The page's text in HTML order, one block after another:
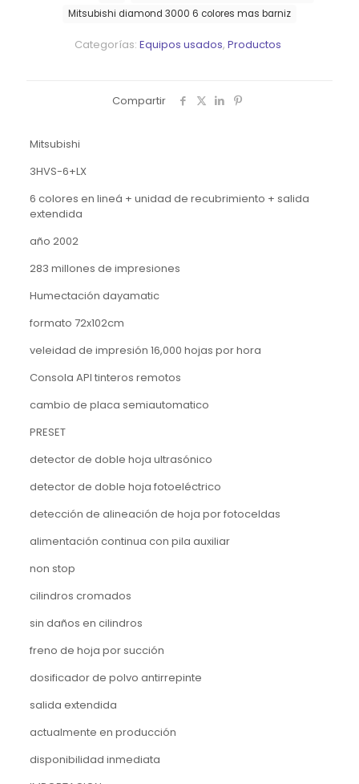
Categorías: Equipos usados, Productos
Mitsubishi diamond 3000 6 colores mas barniz
Compartir
Mitsubishi
3HVS-6+LX
6 colores en lineá + unidad de recubrimiento + salida
extendida
año 2002
283 millones de impresiones
Humectación dayamatic
formato 72x102cm
veleidad de impresión 16,000 hojas por hora
Consola API tinteros remotos
cambio de placa semiautomatico
PRESET
detector de doble hoja ultrasónico
detector de doble hoja fotoeléctrico
detección de alineación de hoja por fotoceldas
alimentación continua con pila auxiliar
non stop
cilindros cromados
sin daños en cilindros
freno de hoja por succión
dosificador de polvo antirrepinte
salida extendida
actualmente en producción
disponibilidad inmediata